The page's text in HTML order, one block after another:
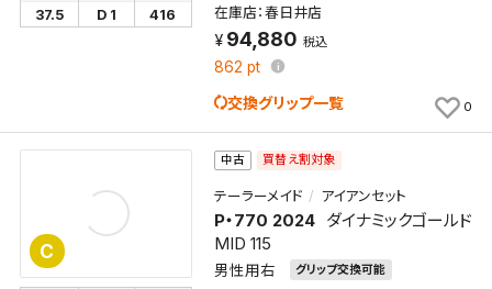
37.5 D 1 416 在庫店：春日井店
94,880 税込
862 pt
交換グリップ一覧 0
C
中古 買替え割対象
テーラーメイド アイアンセット
P・770 2024
ダイナミックゴールド
MID 115
男性用右 グリップ交換可能
が入荷した際に、メール及びお客様のアカウント内の
「お知らせ」で通知します。
条件を変更したい場合は、マイページの「保存検索条
件一覧」から画面を表示し、条件を変更の上、保存し直
保存する
キャンセル